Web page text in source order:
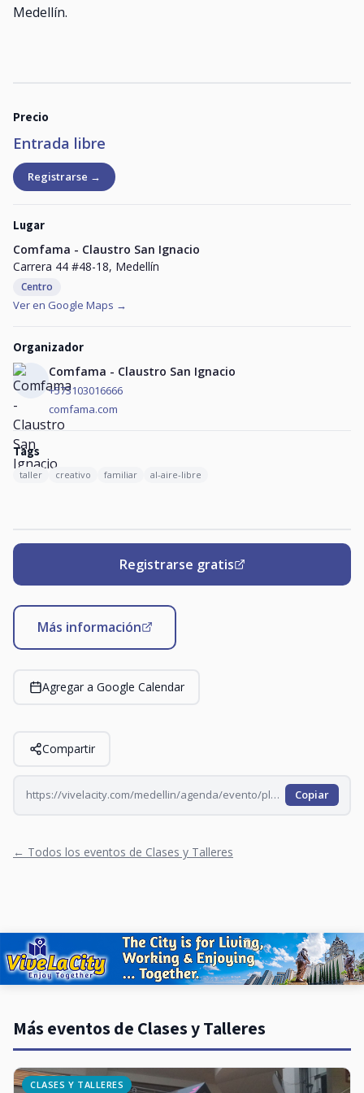
Medellín.
Precio
Entrada libre
Registrarse →
Lugar
Comfama - Claustro San Ignacio
Carrera 44 #48-18, Medellín
Centro
Ver en Google Maps →
Organizador
Comfama - Claustro San Ignacio
+573103016666
comfama.com
Tags
taller creativo familiar al-aire-libre
Registrarse gratis
Más información
Agregar a Google Calendar
Compartir
https://vivelacity.com/medellin/agenda/evento/plazuela-de-colores-2026-09-29 Copiar
← Todos los eventos de Clases y Talleres
Más eventos de Clases y Talleres
CLASES Y TALLERES